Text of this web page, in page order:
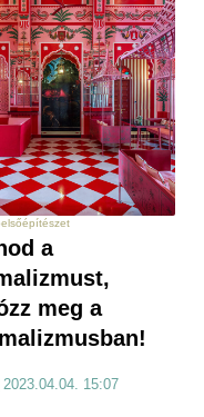
a
meg a
2023.04.04. 15:07